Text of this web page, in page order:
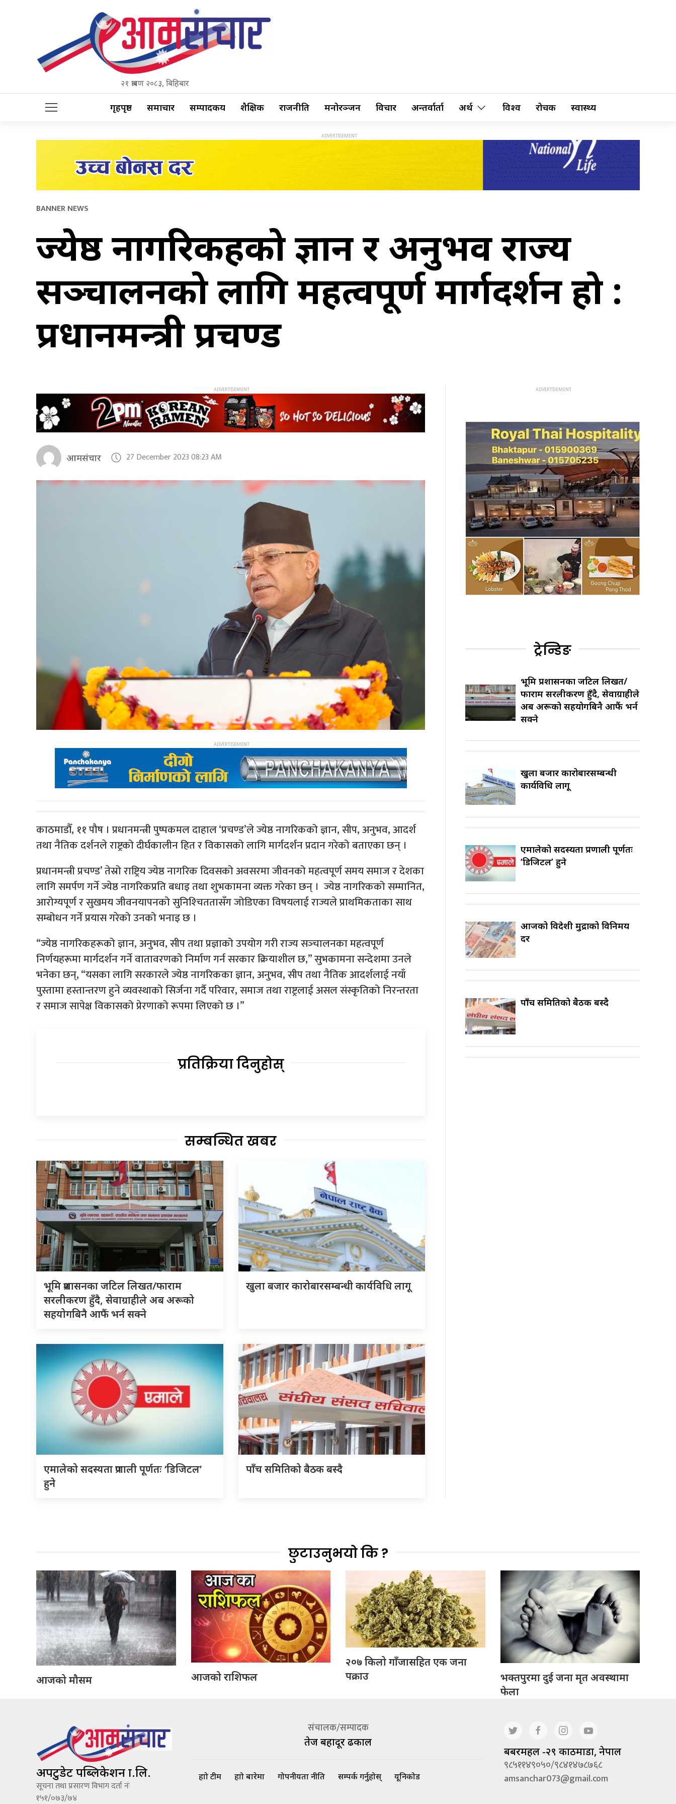
२१ श्रावण २०८३, बिहिबार
गृहपृष्ठ समाचार सम्पादकीय शैक्षिक राजनीति मनोरञ्जन विचार अन्तर्वार्ता अर्थ विश्व रोचक स्वास्थ्य
BANNER NEWS
ज्येष्ठ नागरिकहरूको ज्ञान र अनुभव राज्य
सञ्‍चालनको लागि महत्वपूर्ण मार्गदर्शन हो :
प्रधानमन्त्री प्रचण्ड
आमसंचार 27 December 2023 08:23 AM
काठमाडौँ, ११ पौष । प्रधानमन्त्री पुष्पकमल दाहाल ‘प्रचण्ड’ले ज्येष्ठ नागरिकको ज्ञान, सीप, अनुभव, आदर्श
तथा नैतिक दर्शनले राष्ट्रको दीर्घकालीन हित र विकासको लागि मार्गदर्शन प्रदान गरेको बताएका छन् ।
प्रधानमन्त्री प्रचण्ड’ तेस्रो राष्ट्रिय ज्येष्ठ नागरिक दिवसको अवसरमा जीवनको महत्वपूर्ण समय समाज र देशका
लागि समर्पण गर्ने ज्येष्ठ नागरिकप्रति बधाइ तथा शुभकामना व्यक्त गरेका छन् । ज्येष्ठ नागरिकको सम्मानित,
आरोग्यपूर्ण र सुखमय जीवनयापनको सुनिश्‍चिततासँग जोडिएका विषयलाई राज्यले प्राथमिकताका साथ
सम्बोधन गर्ने प्रयास गरेको उनको भनाइ छ ।
“ज्येष्ठ नागरिकहरूको ज्ञान, अनुभव, सीप तथा प्रज्ञाको उपयोग गरी राज्य सञ्‍चालनका महत्वपूर्ण
निर्णयहरूमा मार्गदर्शन गर्ने वातावरणको निर्माण गर्न सरकार क्रियाशील छ,” सुभकामना सन्देशमा उनले
भनेका छन्, “यसका लागि सरकारले ज्येष्ठ नागरिकका ज्ञान, अनुभव, सीप तथा नैतिक आदर्शलाई नयाँ
पुस्तामा हस्तान्तरण हुने व्यवस्थाको सिर्जना गर्दै परिवार, समाज तथा राष्ट्रलाई असल संस्कृतिको निरन्तरता
र समाज सापेक्ष विकासको प्रेरणाको रूपमा लिएको छ ।”
प्रतिक्रिया दिनुहोस्
सम्बन्धित खबर
भूमि प्रशासनका जटिल लिखत/फाराम
सरलीकरण हुँदै, सेवाग्राहीले अब अरूको
सहयोगबिनै आफैं भर्न सक्ने
खुला बजार कारोबारसम्बन्धी कार्यविधि लागू
एमालेको सदस्यता प्रणाली पूर्णतः ‘डिजिटल’
हुने
पाँच समितिको बैठक बस्दै
ट्रेन्डिङ
भूमि प्रशासनका जटिल लिखत/
फाराम सरलीकरण हुँदै, सेवाग्राहीले
अब अरूको सहयोगबिनै आफैं भर्न
सक्ने
खुला बजार कारोबारसम्बन्धी
कार्यविधि लागू
एमालेको सदस्यता प्रणाली पूर्णतः
‘डिजिटल’ हुने
आजको विदेशी मुद्राको विनिमय
दर
पाँच समितिको बैठक बस्दै
छुटाउनुभयो कि ?
आजको मौसम आजको राशिफल
२०७ किलो गाँजासहित एक जना
पक्राउ
भक्तपुरमा दुई जना मृत अवस्थामा
फेला
अपटुडेट पब्लिकेशन प्रा.लि.
सूचना तथा प्रसारण विभाग दर्ता नंः
१५१/०७३/७४
संचालक/सम्पादक
तेज बहादूर ढकाल
हाम्रो टीम हाम्रो बारेमा गोपनीयता नीति सम्पर्क गर्नुहोस् यूनिकोड
बबरमहल -२९ काठमाडौं, नेपाल
९८५११४९०५०/९८४१४७८७६८
amsanchar073@gmail.com